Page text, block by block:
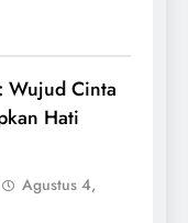
Wujud Cinta
Hati
Agustus 4,